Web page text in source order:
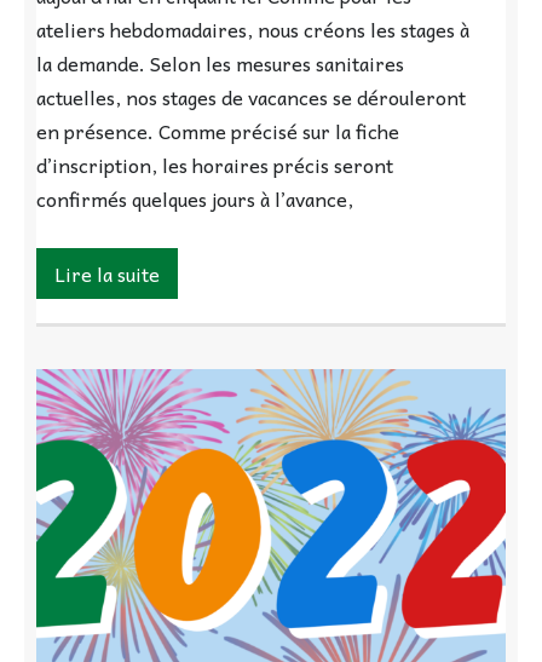
ateliers hebdomadaires, nous créons les stages à
la demande. Selon les mesures sanitaires
actuelles, nos stages de vacances se dérouleront
en présence. Comme précisé sur la fiche
d’inscription, les horaires précis seront
confirmés quelques jours à l’avance,
Lire la suite